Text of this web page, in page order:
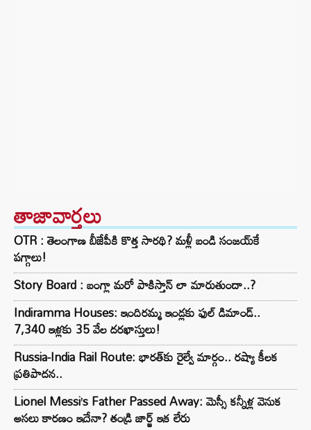
తాజావార్తలు
OTR : తెలంగాణ బీజేపీకి కొత్త సారథి? మళ్లీ బండి సంజయ్‌కే
పగ్గాలు!
Story Board : బంగ్లా మరో పాకిస్తాన్ లా మారుతుందా..?
Indiramma Houses: ఇందిరమ్మ ఇండ్లకు ఫుల్ డిమాండ్..
7,340 ఇళ్లకు 35 వేల దరఖాస్తులు!
Russia-India Rail Route: భారత్‌కు రైల్వే మార్గం.. రష్యా కీలక
ప్రతిపాదన..
Lionel Messi’s Father Passed Away: మెస్సీ కన్నీళ్ల వెనుక
అసలు కారణం ఇదేనా? తండ్రి జార్జ్ ఇక లేరు